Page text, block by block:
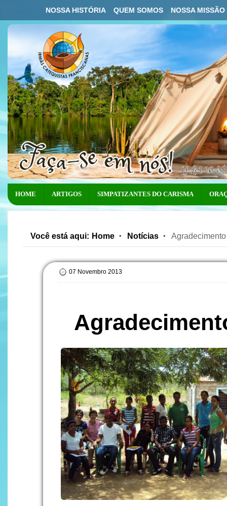
NOSSA HISTÓRIA QUEM SOMOS NOSSA MISSÃO
HOME ARTIGOS SIMPATIZANTES DO CARISMA
Você está aqui: Home Notícias
07 Novembro 2013